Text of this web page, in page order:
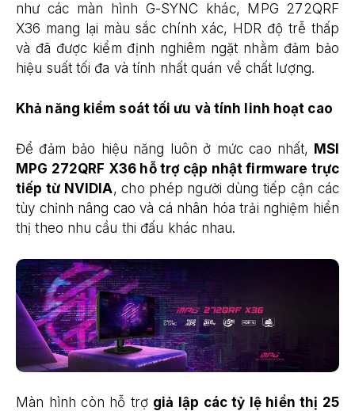
như các màn hình G-SYNC khác, MPG 272QRF
X36 mang lại màu sắc chính xác, HDR độ trễ thấp
và đã được kiểm định nghiêm ngặt nhằm đảm bảo
hiệu suất tối đa và tính nhất quán về chất lượng.
Khả năng kiểm soát tối ưu và tính linh hoạt cao
Để đảm bảo hiệu năng luôn ở mức cao nhất, MSI
MPG 272QRF X36 hỗ trợ cập nhật firmware trực
tiếp từ NVIDIA, cho phép người dùng tiếp cận các
tùy chỉnh nâng cao và cá nhân hóa trải nghiệm hiển
thị theo nhu cầu thi đấu khác nhau.
Màn hình còn hỗ trợ giả lập các tỷ lệ hiển thị 25